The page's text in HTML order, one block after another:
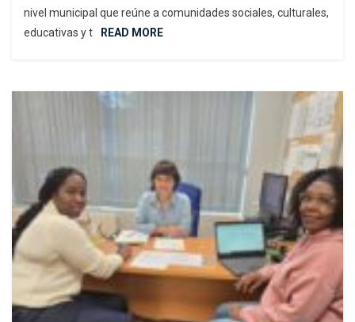
nivel municipal que reúne a comunidades sociales, culturales,
educativas y t
READ MORE